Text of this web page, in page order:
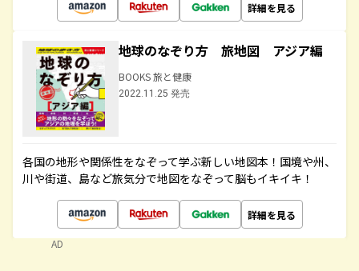
詳細を見る
地球のなぞり方 旅地図 アジア編
BOOKS 旅と健康
2022.11.25 発売
各国の地形や関係性をなぞって学ぶ新しい地図本！国境や州、
川や街道、島など旅気分で地図をなぞって脳もイキイキ！
詳細を見る
AD